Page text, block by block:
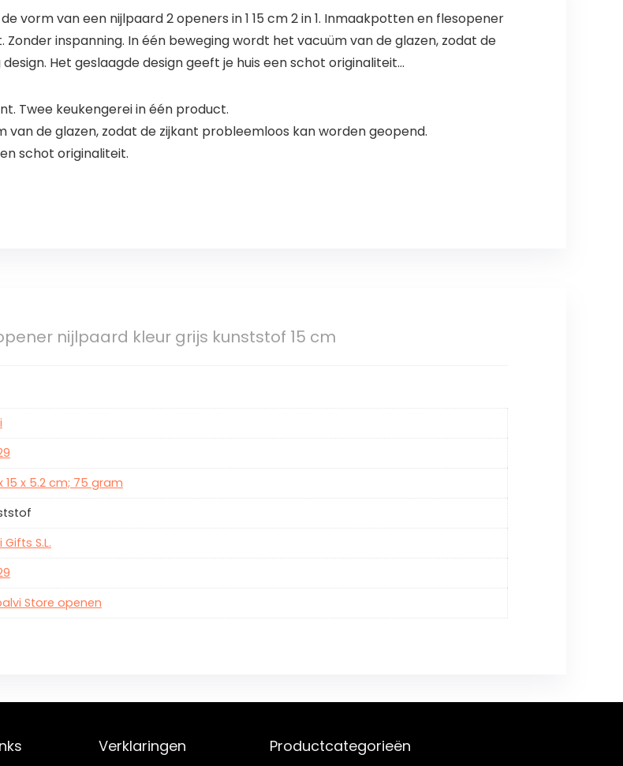
vorm van een nijlpaard 2 openers in 1 15 cm 2 in 1. Inmaakpotten en flesopener
inspanning. In één beweging wordt het vacuüm van de glazen, zodat de
Het geslaagde design geeft je huis een schot originaliteit…
Twee keukengerei in één product.
de glazen, zodat de zijkant probleemloos kan worden geopend.
schot originaliteit.
nijlpaard kleur grijs kunststof 15 cm
15 x 5.2 cm; 75 gram
Gifts S.L.
Store openen
Verklaringen Productcategorieën